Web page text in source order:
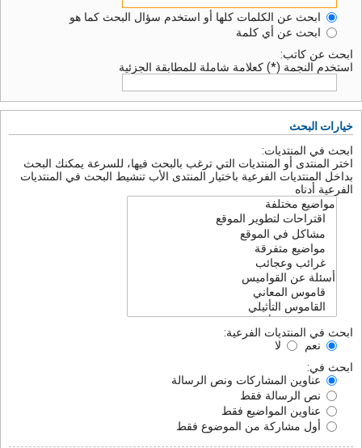
ابحث عن الكلمات كلها أو استخدم سؤال البحث كما هو
ابحث عن أي كلمة
ابحث عن كاتب:
استخدم النجمة (*) كعلامة شاملة للمطابقة الجزئية
خيارات البحث
ابحث في المنتديات:
اختر المنتدى أو المنتديات التي ترغب بالبحث فيها، للسرعة يمكنك البحث
بداخل المنتديات الفرعية باختيار المنتدى الأب تنشيط البحث في المنتديات
الفرعية أدناه
ابحث في المنتديات الفرعية:
نعم
لا
ابحث في:
عناوين المشاركات ونص الرسالة
نص الرسالة فقط
عناوين المواضيع فقط
أول مشاركة من الموضوع فقط